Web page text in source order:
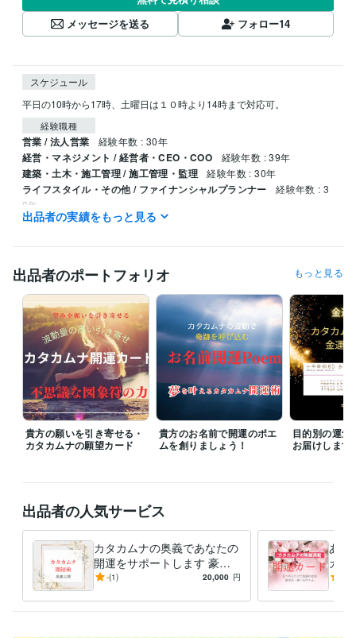
メッセージを送る
フォロー14
スケジュール
平日の10時から17時、土曜日は１０時より14時まで対応可。
経験職種
営業 / 法人営業 経験年数 : 30年
経営・マネジメント / 経営者・CEO・COO 経験年数 : 39年
建築・土木・施工管理 / 施工管理・監理 経験年数 : 30年
ライフスタイル・その他 / ファイナンシャルプランナー
経験年数 : 3
0年
株式会社エレクトロンコミュニティ 1995年4月 ~ 現在
受賞歴
中小企業創造活動促進法（快適環境を促進する素材及び適合法） カ
タカムナ講座、イヤシロチ化講座
資格・検定
ファイナンシャルプランナー 取得年 : 1997年
防災士 取得年 : 2018年
相続士 取得年 : 2018年
得意分野
住まい・美容・生活相談 開運のコンサルタント、開運グッズの販売
住まい・美容・生活相談 環境のイヤシロチ化
語学力
英語 日常会話レベル
出品者の実績をもっと見る
出品者のポートフォリオ もっと見る
貴方の願いを引き寄せる・
カタカムナの願望カード
貴方のお名前で開運のポエ
ムを創りましょう！
目的別の運気
お届けします
出品者の人気サービス
カタカムナの奥義であなたの
開運をサポートします 豪華
なプレゼントと解説で、開運
-(1) 20,000 円
あな
カー
たを
さい